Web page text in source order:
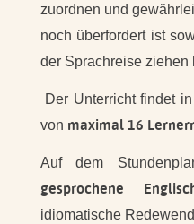
zuordnen und
noch überfordert ist
der Sprachreise ziehen
Der Unterricht findet
von maximal 16
Auf dem
gesprochene
idiomatische